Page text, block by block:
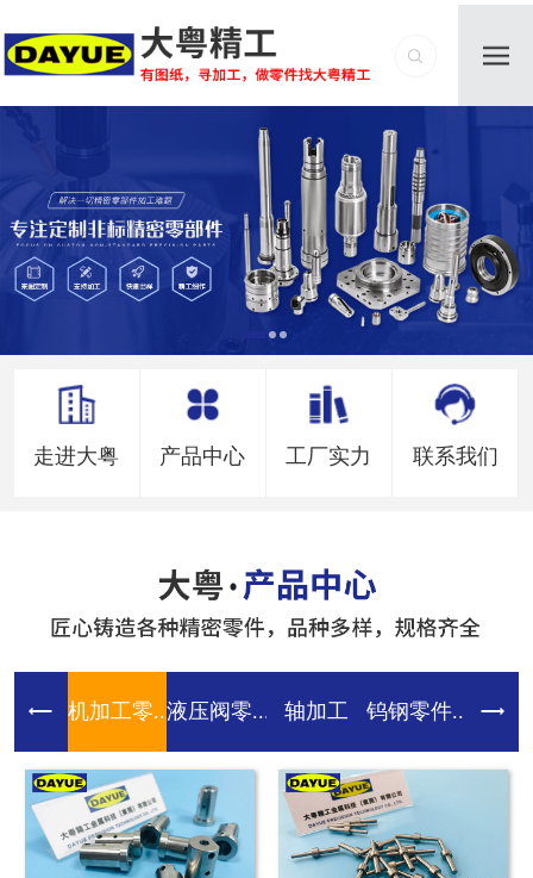
走进大粤 产品中心 工厂实力 联系我们
机加工零...液压阀零... 轴加工 钨钢零件... 齿轮